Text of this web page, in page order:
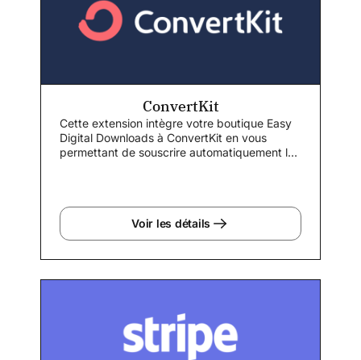
ConvertKit
Cette extension intègre votre boutique Easy
Digital Downloads à ConvertKit en vous
permettant de souscrire automatiquement les
Voir les détails